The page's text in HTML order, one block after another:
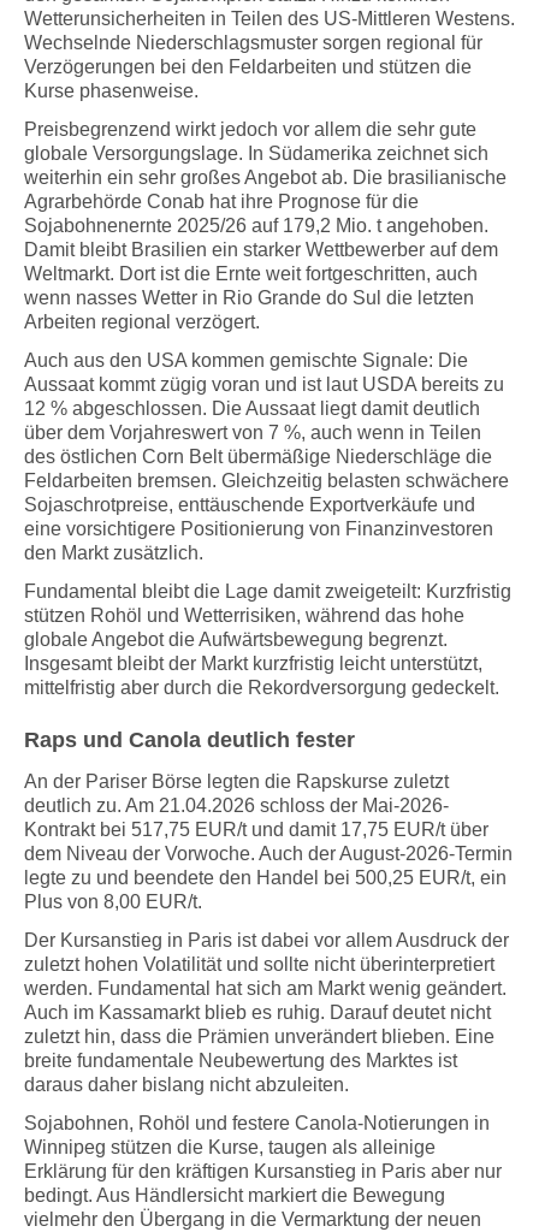
Wetterunsicherheiten in Teilen des US-Mittleren Westens.
Wechselnde Niederschlagsmuster sorgen regional für
Verzögerungen bei den Feldarbeiten und stützen die
Kurse phasenweise.
Preisbegrenzend wirkt jedoch vor allem die sehr gute
globale Versorgungslage. In Südamerika zeichnet sich
weiterhin ein sehr großes Angebot ab. Die brasilianische
Agrarbehörde Conab hat ihre Prognose für die
Sojabohnenernte 2025/26 auf 179,2 Mio. t angehoben.
Damit bleibt Brasilien ein starker Wettbewerber auf dem
Weltmarkt. Dort ist die Ernte weit fortgeschritten, auch
wenn nasses Wetter in Rio Grande do Sul die letzten
Arbeiten regional verzögert.
Auch aus den USA kommen gemischte Signale: Die
Aussaat kommt zügig voran und ist laut USDA bereits zu
12 % abgeschlossen. Die Aussaat liegt damit deutlich
über dem Vorjahreswert von 7 %, auch wenn in Teilen
des östlichen Corn Belt übermäßige Niederschläge die
Feldarbeiten bremsen. Gleichzeitig belasten schwächere
Sojaschrotpreise, enttäuschende Exportverkäufe und
eine vorsichtigere Positionierung von Finanzinvestoren
den Markt zusätzlich.
Fundamental bleibt die Lage damit zweigeteilt: Kurzfristig
stützen Rohöl und Wetterrisiken, während das hohe
globale Angebot die Aufwärtsbewegung begrenzt.
Insgesamt bleibt der Markt kurzfristig leicht unterstützt,
mittelfristig aber durch die Rekordversorgung gedeckelt.
Raps und Canola deutlich fester
An der Pariser Börse legten die Rapskurse zuletzt
deutlich zu. Am 21.04.2026 schloss der Mai-2026-
Kontrakt bei 517,75 EUR/t und damit 17,75 EUR/t über
dem Niveau der Vorwoche. Auch der August-2026-Termin
legte zu und beendete den Handel bei 500,25 EUR/t, ein
Plus von 8,00 EUR/t.
Der Kursanstieg in Paris ist dabei vor allem Ausdruck der
zuletzt hohen Volatilität und sollte nicht überinterpretiert
werden. Fundamental hat sich am Markt wenig geändert.
Auch im Kassamarkt blieb es ruhig. Darauf deutet nicht
zuletzt hin, dass die Prämien unverändert blieben. Eine
breite fundamentale Neubewertung des Marktes ist
daraus daher bislang nicht abzuleiten.
Sojabohnen, Rohöl und festere Canola-Notierungen in
Winnipeg stützen die Kurse, taugen als alleinige
Erklärung für den kräftigen Kursanstieg in Paris aber nur
bedingt. Aus Händlersicht markiert die Bewegung
vielmehr den Übergang in die Vermarktung der neuen